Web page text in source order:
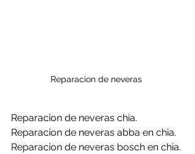
Reparacion de neveras
Reparacion de neveras chia.
Reparacion de neveras abba en chia.
Reparacion de neveras bosch en chia.